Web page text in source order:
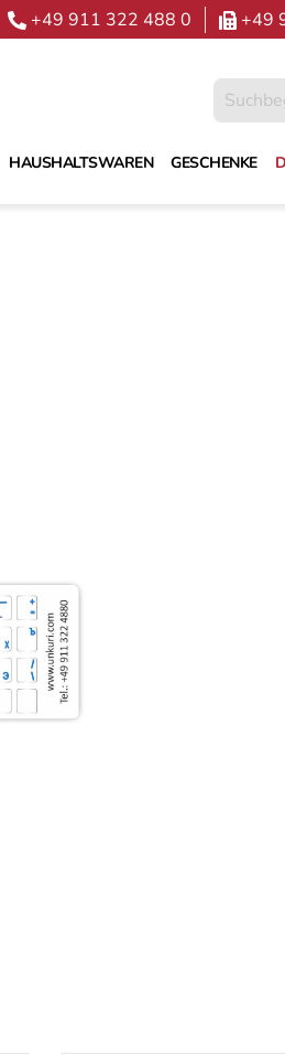
+49 911 322 488 0 +49
HAUSHALTSWAREN GESCHENKE